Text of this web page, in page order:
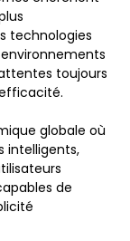
technologies
toujours
globale où
intelligents,
de